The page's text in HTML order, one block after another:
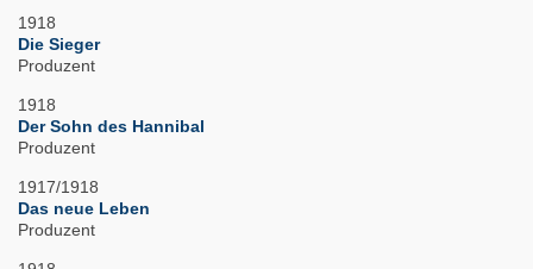
1918
Die Sieger
Produzent
1918
Der Sohn des Hannibal
Produzent
1917/1918
Das neue Leben
Produzent